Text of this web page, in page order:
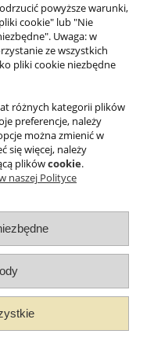
dodaj do koszyka
- All rights reserved.
powyższe warunki,
cookie" lub "Nie
Uwaga: w
ze wszystkich
pliki cookie niezbędne
różnych kategorii plików
preferencje, należy
można zmienić w
się więcej, należy
plikówcookie.
naszej Polityce